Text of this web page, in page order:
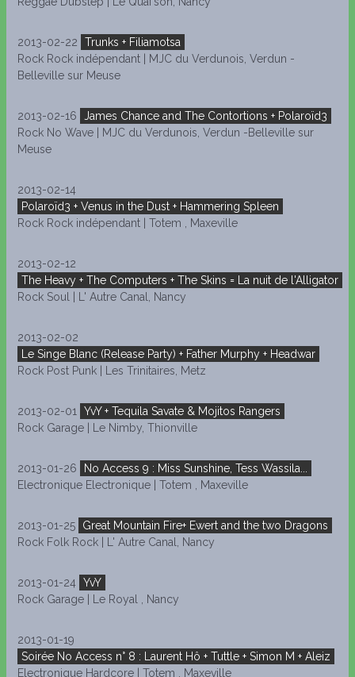
2013-02-22
Trunks + Filiamotsa
Rock Rock indépendant | MJC du Verdunois, Verdun -
Belleville sur Meuse
2013-02-16
James Chance and The Contortions + Polaroïd3
Rock No Wave | MJC du Verdunois, Verdun -Belleville sur
Meuse
2013-02-14
Polaroïd3 + Venus in the Dust + Hammering Spleen
Rock Rock indépendant | Totem , Maxeville
2013-02-12
The Heavy + The Computers + The Skins = La nuit de l'Alligator
Rock Soul | L' Autre Canal, Nancy
2013-02-02
Le Singe Blanc (Release Party) + Father Murphy + Headwar
Rock Post Punk | Les Trinitaires, Metz
2013-02-01
YvY + Tequila Savate & Mojitos Rangers
Rock Garage | Le Nimby, Thionville
2013-01-26
No Access 9 : Miss Sunshine, Tess Wassila...
Electronique Electronique | Totem , Maxeville
2013-01-25
Great Mountain Fire+ Ewert and the two Dragons
Rock Folk Rock | L' Autre Canal, Nancy
2013-01-24
YvY
Rock Garage | Le Royal , Nancy
2013-01-19
Soirée No Access n° 8 : Laurent Hô + Tuttle + Simon M + Aleiz
Electronique Hardcore | Totem , Maxeville